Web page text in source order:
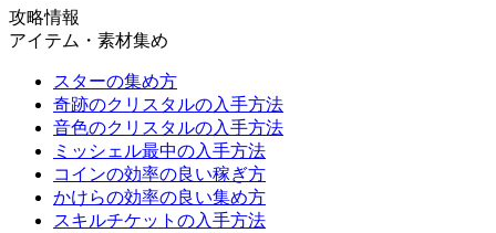
攻略情報
アイテム・素材集め
スターの集め方
奇跡のクリスタルの入手方法
音色のクリスタルの入手方法
ミッシェル最中の入手方法
コインの効率の良い稼ぎ方
かけらの効率の良い集め方
スキルチケットの入手方法